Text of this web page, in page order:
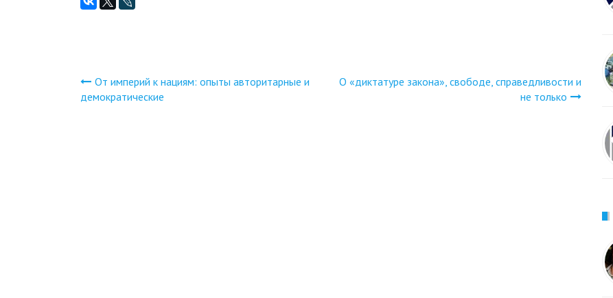
Навигация
От империй к нациям: опыты авторитарные и
демократические
О «диктатуре закона», свободе, справедливости и
не только